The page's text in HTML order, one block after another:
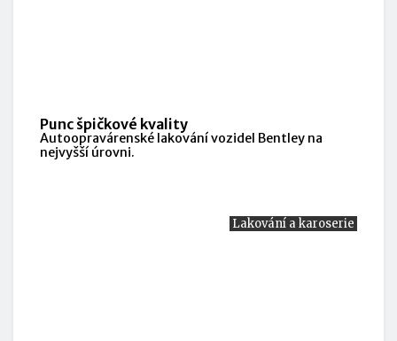
Punc špičkové kvality
Autoopravárenské lakování vozidel Bentley na
nejvyšší úrovni.
Lakování a karoserie